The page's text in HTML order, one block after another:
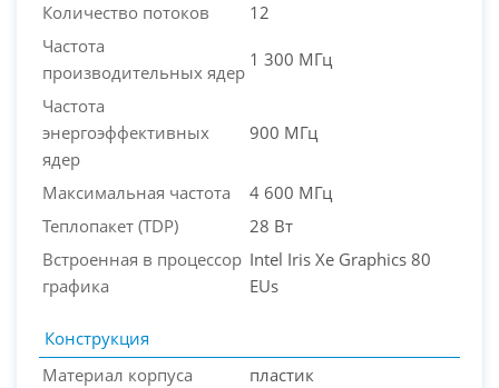
Количество потоков
12
Частота
производительных ядер
1 300 МГц
Частота
энергоэффективных
ядер
900 МГц
Максимальная частота
4 600 МГц
Теплопакет (TDP)
28 Вт
Встроенная в процессор
графика
Intel Iris Xe Graphics 80
EUs
Конструкция
Материал корпуса
пластик